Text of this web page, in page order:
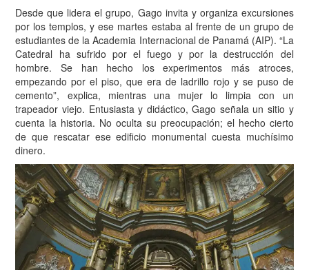
Desde que lidera el grupo, Gago invita y organiza excursiones
por los templos, y ese martes estaba al frente de un grupo de
estudiantes de la Academia Internacional de Panamá (AIP). “La
Catedral ha sufrido por el fuego y por la destrucción del
hombre. Se han hecho los experimentos más atroces,
empezando por el piso, que era de ladrillo rojo y se puso de
cemento”, explica, mientras una mujer lo limpia con un
trapeador viejo. Entusiasta y didáctico, Gago señala un sitio y
cuenta la historia. No oculta su preocupación; el hecho cierto
de que rescatar ese edificio monumental cuesta muchísimo
dinero.